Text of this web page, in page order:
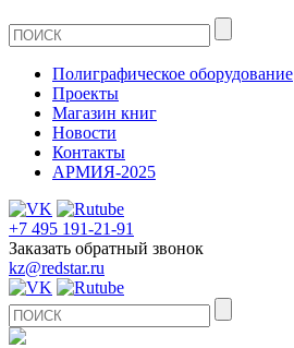
Полиграфическое оборудование
Проекты
Магазин книг
Новости
Контакты
АРМИЯ-2025
+7 495 191-21-91
Заказать обратный звонок
kz@redstar.ru